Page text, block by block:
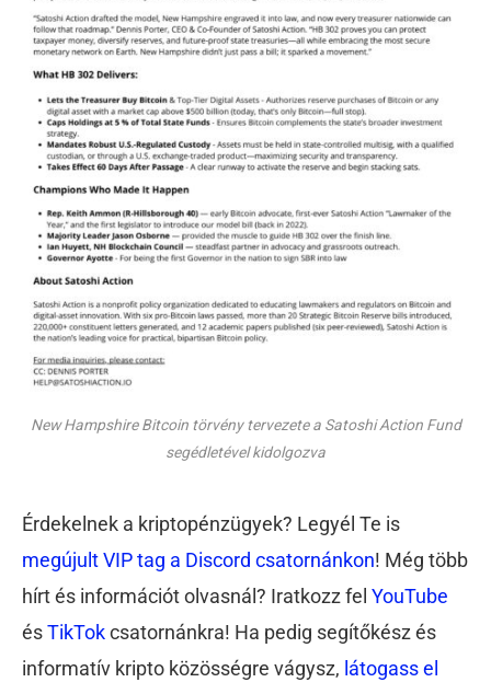
New Hampshire Bitcoin törvény tervezete a Satoshi Action Fund
segédletével kidolgozva
Érdekelnek a kriptopénzügyek? Legyél Te is
megújult VIP tag a Discord csatornánkon! Még több
hírt és információt olvasnál? Iratkozz fel YouTube
ésTikTokcsatornánkra! Ha pedig segítőkész és
informatív kripto közösségre vágysz, látogass el